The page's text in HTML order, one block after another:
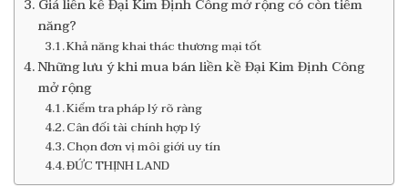
Giá liền kề Đại Kim Định Công mở rộng có còn tiềm
năng?
Khả năng khai thác thương mại tốt
Những lưu ý khi mua bán liền kề Đại Kim Định Công
mở rộng
Kiểm tra pháp lý rõ ràng
Cân đối tài chính hợp lý
Chọn đơn vị môi giới uy tín
ĐỨC THỊNH LAND